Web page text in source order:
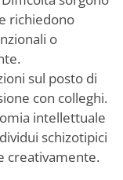
richiedono
o
sul posto di
con colleghi.
intellettuale
schizotipici
creativamente.